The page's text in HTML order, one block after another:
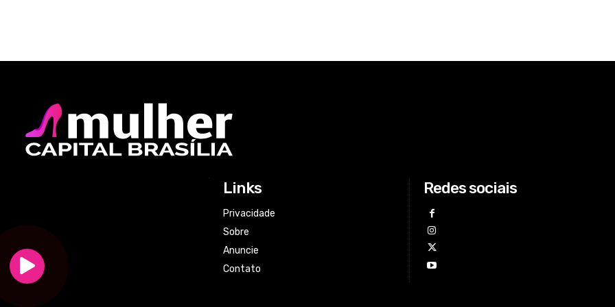
Links
Privacidade
Sobre
Anuncie
Contato
Redes sociais